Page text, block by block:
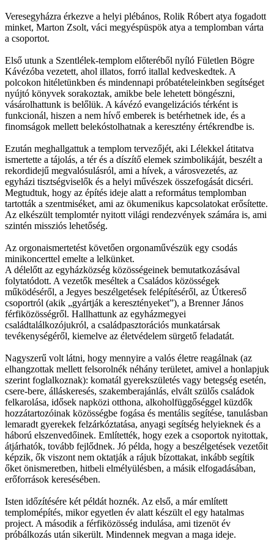
Veresegyházra érkezve a helyi plébános, Rolik Róbert atya fogadott
minket, Marton Zsolt, váci megyéspüspök atya a templomban várta
a csoportot.
Első utunk a Szentlélek-templom előteréből nyíló Fületlen Bögre
Kávézóba vezetett, ahol illatos, forró itallal kedveskedtek. A
polcokon hitéletünkben és mindennapi próbatételeinkben segítséget
nyújtó könyvek sorakoztak, amikbe bele lehetett böngészni,
vásárolhattunk is belőlük. A kávézó evangelizációs térként is
funkcionál, hiszen a nem hívő emberek is betérhetnek ide, és a
finomságok mellett belekóstolhatnak a keresztény értékrendbe is.
Ezután meghallgattuk a templom tervezőjét, aki Lélekkel átitatva
ismertette a tájolás, a tér és a díszítő elemek szimbolikáját, beszélt a
rekordidejű megvalósulásról, ami a hívek, a városvezetés, az
egyházi tisztségviselők és a helyi művészek összefogását dicséri.
Megtudtuk, hogy az építés ideje alatt a református templomban
tartották a szentmiséket, ami az ökumenikus kapcsolatokat erősítette.
Az elkészült templomtér nyitott világi rendezvények számára is, ami
szintén missziós lehetőség.
Az orgonaismertetést követően orgonaművészük egy csodás
minikoncerttel emelte a lelkünket.
A délelőtt az egyházközség közösségeinek bemutatkozásával
folytatódott. A vezetők meséltek a Családos közösségek
működéséről, a Jegyes beszélgetések felépítéséről, az Útkereső
csoportról (akik „gyártják a keresztényeket”), a Brenner János
férfiközösségről. Hallhattunk az egyházmegyei
családtalálkozójukról, a családpasztorációs munkatársak
tevékenységéről, kiemelve az életvédelem sürgető feladatát.
Nagyszerű volt látni, hogy mennyire a valós életre reagálnak (az
elhangzottak mellett felsorolnék néhány területet, amivel a honlapjuk
szerint foglalkoznak): komatál gyerekszületés vagy betegség esetén,
csere-bere, álláskeresés, szakemberajánlás, elvált szülős családok
felkarolása, idősek napközi otthona, alkoholfüggőséggel küzdők
hozzátartozóinak közösségbe fogása és mentális segítése, tanulásban
lemaradt gyerekek felzárkóztatása, anyagi segítség helyieknek és a
háború elszenvedőinek. Említették, hogy ezek a csoportok nyitottak,
átjárhatók, tovább fejlődnek. Jó példa, hogy a beszélgetések vezetőit
képzik, ők viszont nem oktatják a rájuk bízottakat, inkább segítik
őket önismeretben, hitbeli elmélyülésben, a másik elfogadásában,
erőforrások keresésében.
Isten időzítésére két példát hoznék. Az első, a már említett
templomépítés, mikor egyetlen év alatt készült el egy hatalmas
project. A második a férfiközösség indulása, ami tizenöt év
próbálkozás után sikerült. Mindennek megvan a maga ideje.